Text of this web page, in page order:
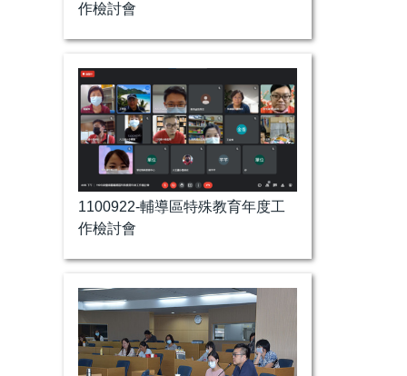
作檢討會
1100922-輔導區特殊教育年度工
作檢討會